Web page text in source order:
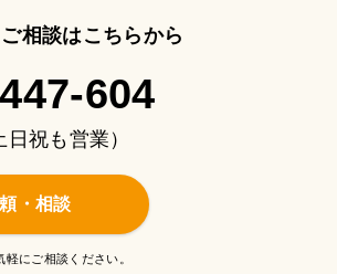
相談はこちらから
604
祝も営業）
・相談
にご相談ください。